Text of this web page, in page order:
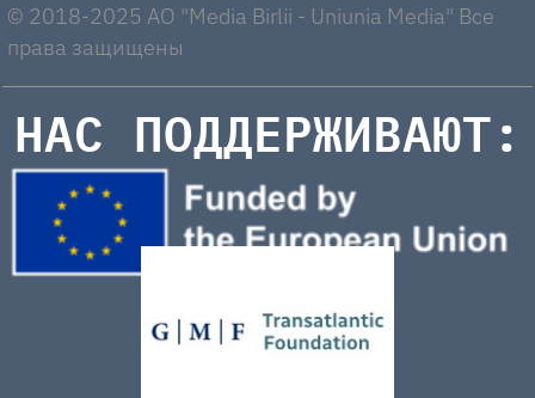
© 2018-2025 AO "Media Birlii - Uniunia Media" Все
права защищены
НАС ПОДДЕРЖИВАЮТ: